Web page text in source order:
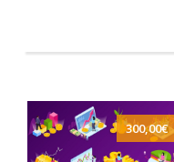
300,00€